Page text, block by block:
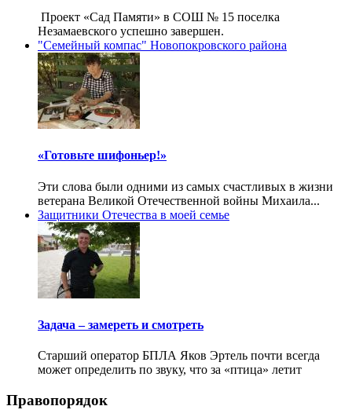
Проект «Сад Памяти» в СОШ № 15 поселка
Незамаевского успешно завершен.
"Семейный компас" Новопокровского района
«Готовьте шифоньер!»
Эти слова были одними из самых счастливых в жизни
ветерана Великой Отечественной войны Михаила...
Защитники Отечества в моей семье
Задача – замереть и смотреть
Старший оператор БПЛА Яков Эртель почти всегда
может определить по звуку, что за «птица» летит
Правопорядок